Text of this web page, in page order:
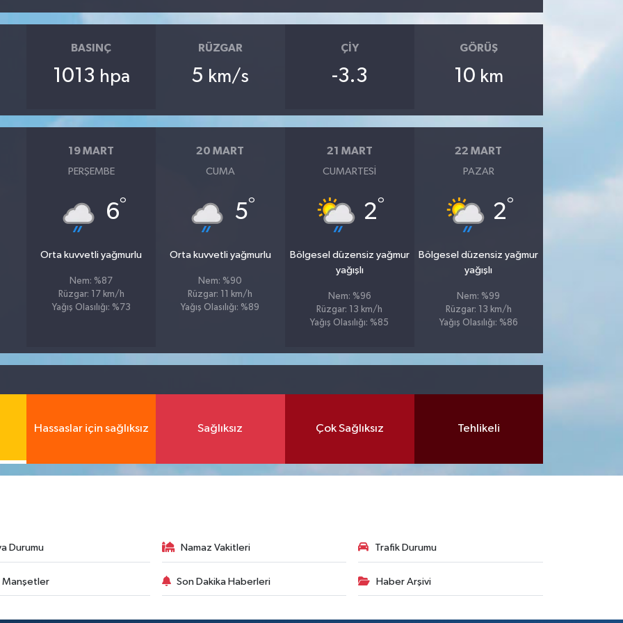
BASINÇ
1013 hpa
RÜZGAR
5 km/s
ÇIY
-3.3
GÖRÜŞ
10 km
19 MART
PERŞEMBE
6°
Orta kuvvetli yağmurlu
Nem: %87
Rüzgar: 17 km/h
Yağış Olasılığı: %73
20 MART
CUMA
5°
Orta kuvvetli yağmurlu
Nem: %90
Rüzgar: 11 km/h
Yağış Olasılığı: %89
21 MART
CUMARTESI
2°
Bölgesel düzensiz yağmur
yağışlı
Nem: %96
Rüzgar: 13 km/h
Yağış Olasılığı: %85
22 MART
PAZAR
2°
Bölgesel düzensiz yağmur
yağışlı
Nem: %99
Rüzgar: 13 km/h
Yağış Olasılığı: %86
Hassaslar için sağlıksız Sağlıksız Çok Sağlıksız Tehlikeli
Durumu Namaz Vakitleri Trafik Durumu
Manşetler Son Dakika Haberleri Haber Arşivi